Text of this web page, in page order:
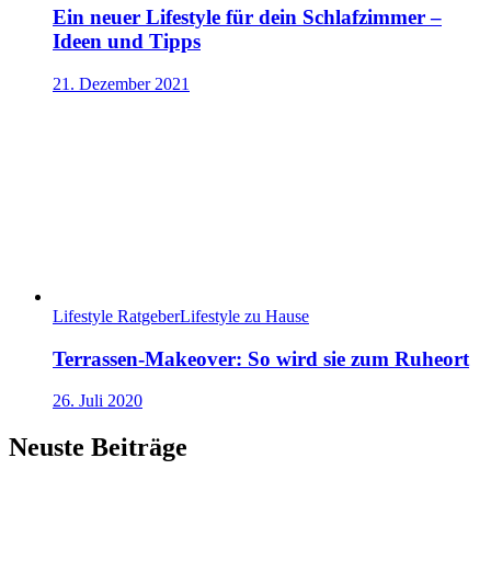
Ein neuer Lifestyle für dein Schlafzimmer –
Ideen und Tipps
21. Dezember 2021
Lifestyle RatgeberLifestyle zu Hause
Terrassen-Makeover: So wird sie zum Ruheort
26. Juli 2020
Neuste Beiträge